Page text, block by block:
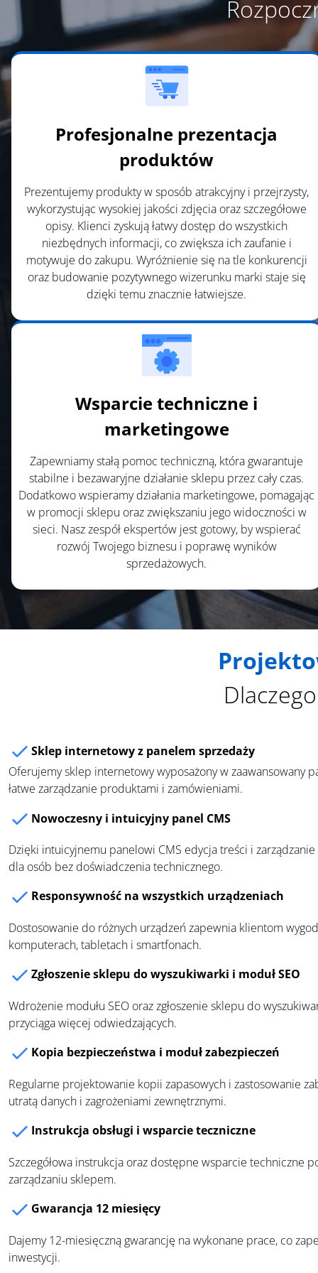
n
i
n
h
e
Profesjonalne prezentacja
produktów
Prezentujemy produkty w sposób atrakcyjny i przejrzysty,
wykorzystując wysokiej jakości zdjęcia oraz szczegółowe
opisy. Klienci zyskują łatwy dostęp do wszystkich
niezbędnych informacji, co zwiększa ich zaufanie i
motywuje do zakupu. Wyróżnienie się na tle konkurencji
oraz budowanie pozytywnego wizerunku marki staje się
dzięki temu znacznie łatwiejsze.
Wsparcie techniczne i
marketingowe
Zapewniamy stałą pomoc techniczną, która gwarantuje
stabilne i bezawaryjne działanie sklepu przez cały czas.
Dodatkowo wspieramy działania marketingowe, pomagając
w promocji sklepu oraz zwiększaniu jego widoczności w
sieci. Nasz zespół ekspertów jest gotowy, by wspierać
rozwój Twojego biznesu i poprawę wyników
sprzedażowych.
Sklep internetowy z panelem sprzedaży
Oferujemy sklep internetowy wyposażony w zaawansowany
łatwe zarządzanie produktami i zamówieniami.
Nowoczesny i intuicyjny panel CMS
Dzięki intuicyjnemu panelowi CMS edycja treści i
dla osób bez doświadczenia technicznego.
Responsywność na wszystkich urządzeniach
Dostosowanie do różnych urządzeń zapewnia klientom
komputerach, tabletach i smartfonach.
Zgłoszenie sklepu do wyszukiwarki i moduł SEO
Wdrożenie modułu SEO oraz zgłoszenie sklepu do
przyciąga więcej odwiedzających.
Kopia bezpieczeństwa i moduł zabezpieczeń
Regularne projektowanie kopii zapasowych i zastosowanie
utratą danych i zagrożeniami zewnętrznymi.
Instrukcja obsługi i wsparcie teczniczne
Szczegółowa instrukcja oraz dostępne wsparcie techniczne
zarządzaniu sklepem.
Gwarancja 12 miesięcy
Dajemy 12-miesięczną gwarancję na wykonane prace, co
inwestycji.